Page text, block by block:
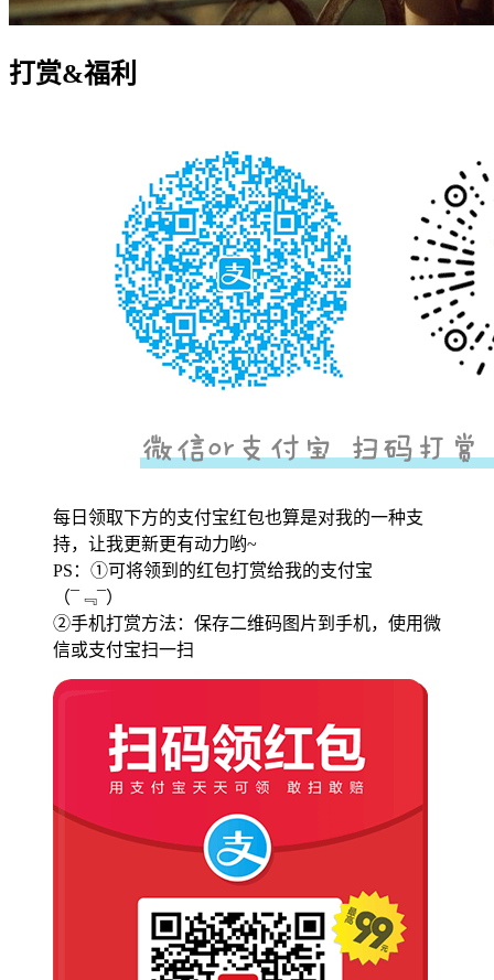
打赏&福利
每日领取下方的支付宝红包也算是对我的一种支
持，让我更新更有动力哟~
PS：①可将领到的红包打赏给我的支付宝
（¯﹃¯）
②手机打赏方法：保存二维码图片到手机，使用微
信或支付宝扫一扫